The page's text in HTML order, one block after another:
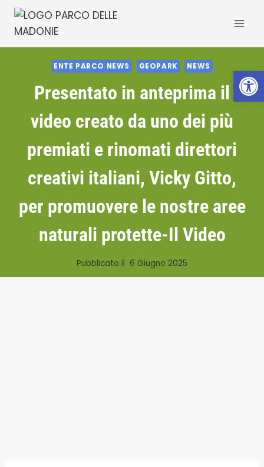
Apri
Salta
contenuto
ENTE PARCO NEWS GEOPARK NEWS
Presentato in anteprima il
video creato da uno dei più
premiati e rinomati direttori
creativi italiani, Vicky Gitto,
per promuovere le nostre aree
naturali protette-Il Video
Pubblicato il 6 Giugno 2025